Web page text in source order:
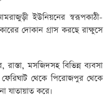
ইউনিয়নের স্বরূপকাঠী-
দোকান গ্রাস করছে রাক্ষুসে
মসজিদসহ বিভিন্ন ব্যবসা
ফেরিঘাট থেকে পিরোজপুর থেকে
যাতায়াত করে।